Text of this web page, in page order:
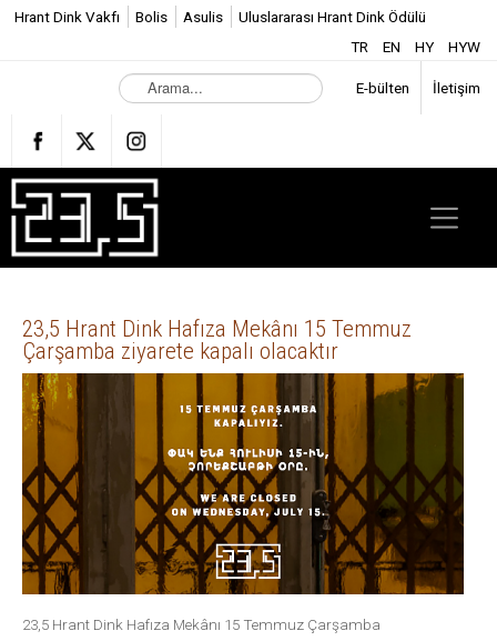
Hrant Dink Vakfı Bolis Asulis
Uluslararası Hrant Dink Ödülü
TR
EN HY HYW
A
r
m
a
.
E-bülten İletişim
23,5 Hrant Dink Hafıza Mekânı 15 Temmuz
Çarşamba ziyarete kapalı olacaktır
23,5 Hrant Dink Hafıza Mekânı 15 Temmuz Çarşamba